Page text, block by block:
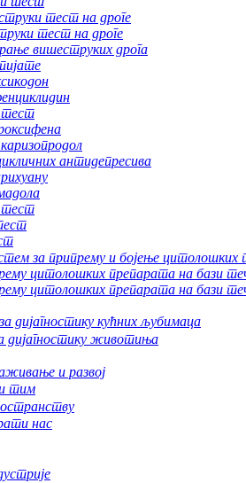
тест на дроге
тест на дроге
вишеструких дрога
тест
антидепресива
тест
за припрему и бојење цитолошких
цитолошких препарата на бази
цитолошких препарата на бази
дијагностику кућних љубимаца
дијагностику животиња
и развој
тим
нас